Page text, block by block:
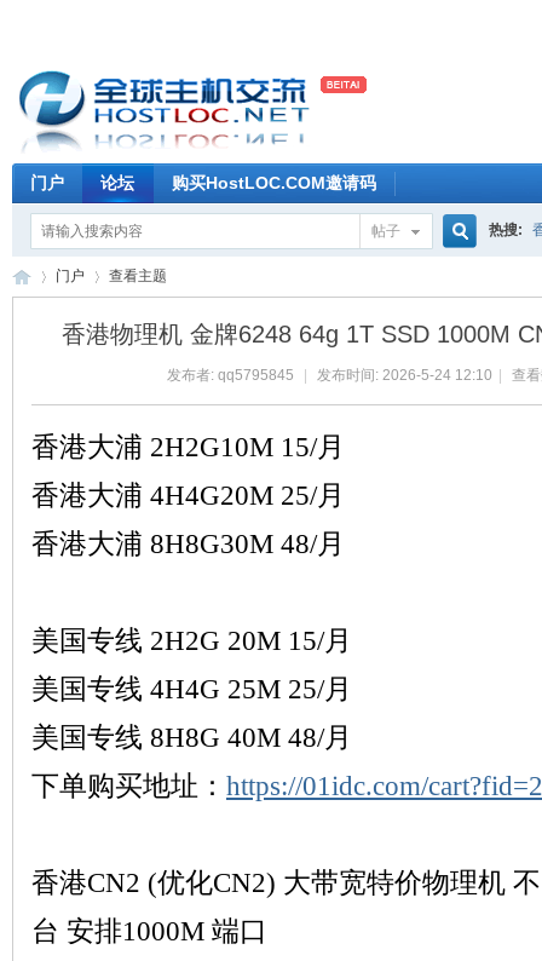
门户 论坛 购买HostLOC.COM邀请码
帖子
索
热搜:
门户 查看主题
香港物理机 金牌6248 64g 1T SSD 1000M
发布者: qq5795845 发布时间: 2026-5-24 12:10 查
香港大浦 2H2G10M 15/月
香港大浦 4H4G20M 25/月
香港大浦 8H8G30M 48/月
美国专线 2H2G 20M 15/月
美国专线 4H4G 25M 25/月
美国专线 8H8G 40M 48/月
下单购买地址： https://01idc.com/
香港CN2 (优化CN2) 大带宽特价物理机
台 安排1000M 端口